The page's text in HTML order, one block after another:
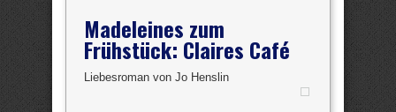
Madeleines zum
Frühstück: Claires Café
Liebesroman von Jo Henslin